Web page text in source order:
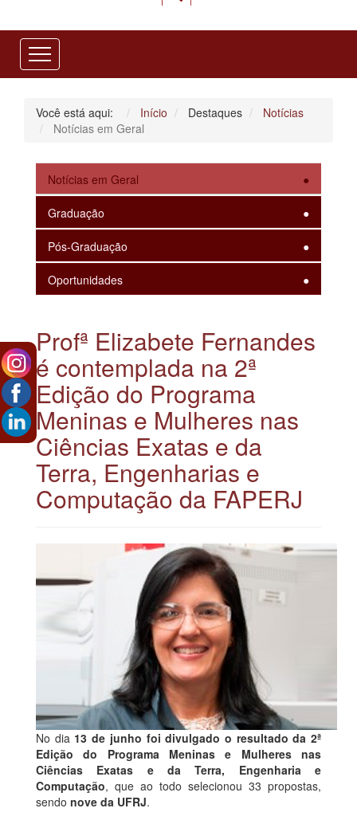
Você está aqui: Início Destaques
Notícias
Notícias em Geral
Notícias em Geral
Graduação
Pós-Graduação
Oportunidades
Profª Elizabete Fernandes
é contemplada na 2ª
Edição do Programa
Meninas e Mulheres nas
Ciências Exatas e da
Terra, Engenharias e
Computação da FAPERJ
No dia 13 de junho foi divulgado o resultado da 2ª
Edição do Programa Meninas e Mulheres nas
Ciências Exatas e da Terra, Engenharia e
Computação, que ao todo selecionou 33 propostas,
sendo nove da UFRJ.